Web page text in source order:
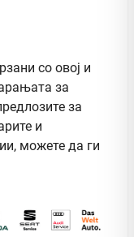
со овој и
за
за
и
можете да ги